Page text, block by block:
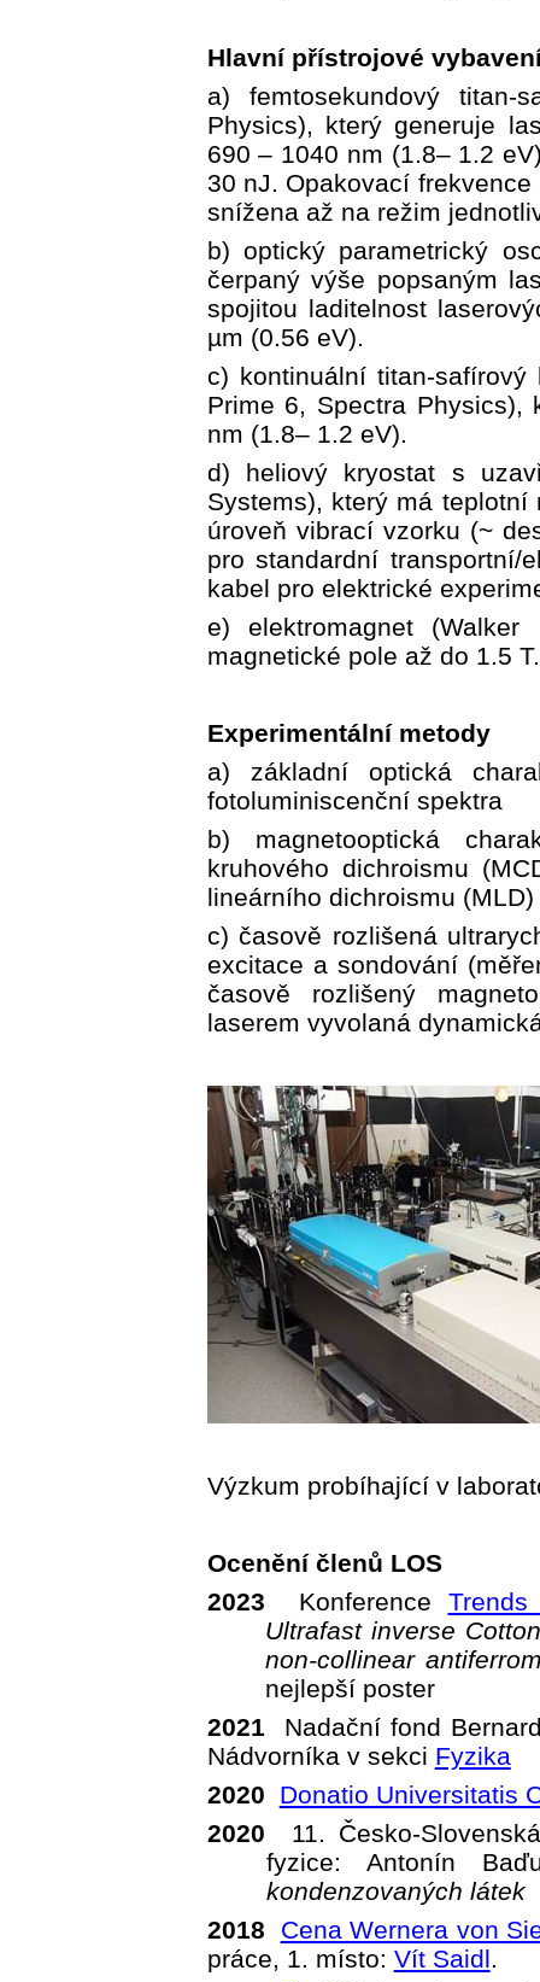
Hlavní přístrojové
a) femtosekundový titan-
Physics), který generuje
690 – 1040 nm (1.8– 1.2
30 nJ. Opakovací
snížena až na režim
b) optický parametrický
čerpaný výše popsaným
spojitou laditelnost
µm (0.56 eV).
c) kontinuální titan-
Prime 6, Spectra Physics),
nm (1.8– 1.2 eV).
d) heliový kryostat s
Systems), který má
úroveň vibrací vzorku (~
pro standardní transportní/
kabel pro elektrické
e) elektromagnet (Walker
magnetické pole až do 1.5 T.
Experimentální metody
a) základní optická
fotoluminiscenční spektra
b) magnetooptická
kruhového dichroismu
lineárního dichroismu
c) časově rozlišená
excitace a sondování
časově rozlišený
laserem vyvolaná
Výzkum probíhající v
Ocenění členů LOS
2023 Konference
Ultrafast inverse
non-collinear
nejlepší poster
2021 Nadační fond
Nádvorníka v sekci Fyzika
2020 Donatio Universitatis
2020 11. Česko-
fyzice: Antonín
kondenzovaných látek
2018 Cena Wernera von
práce, 1. místo: Vít Saidl.